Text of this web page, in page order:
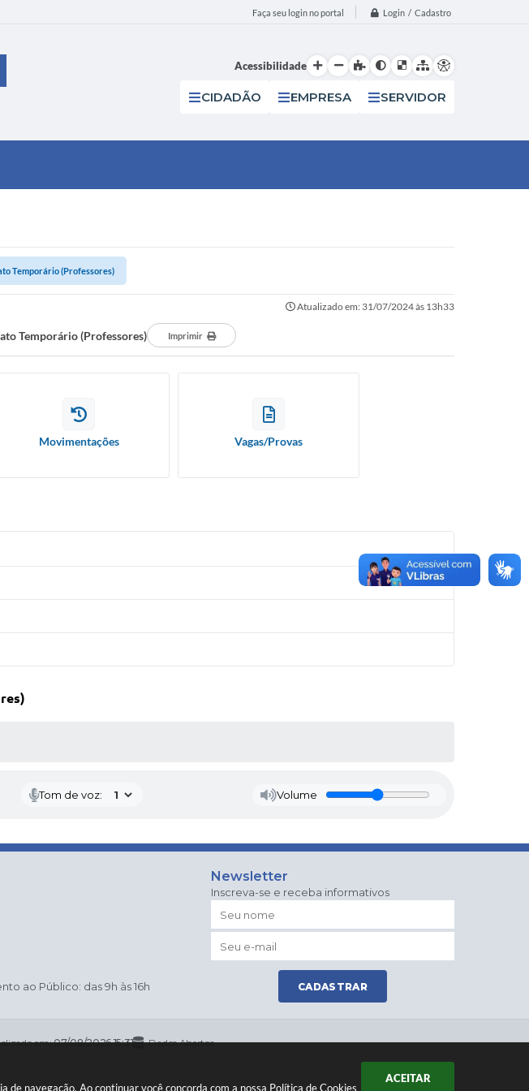
de navegação. Ao continuar você concorda com a nossa Política de Cookies
ACEITAR
Faça seu login no portal Login / Cadastro
Acessibilidade
CIDADÃO EMPRESA SERVIDOR
Temporário (Professores)
Atualizado em: 31/07/2024 às 13h33
Temporário (Professores) Imprimir
Movimentações Vagas/Provas
Tom de voz: Volume
ao Público: das 9h às 16h
Newsletter
Inscreva-se e receba informativos
CADASTRAR
em:07/08/2026 15:31 Dados Abertos